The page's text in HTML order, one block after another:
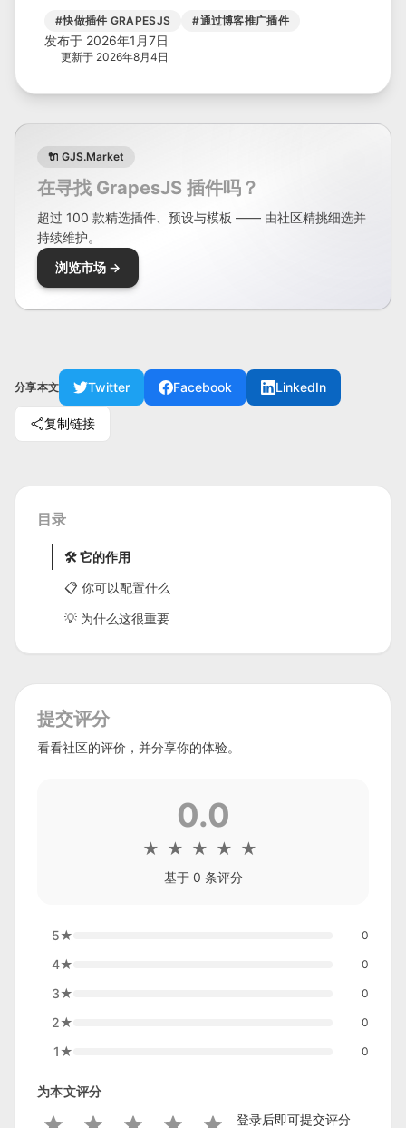
#快做插件 GRAPESJS #通过博客推广插件
发布于 2026年1月7日
更新于 2026年8月4日
🔌 GJS.Market
在寻找 GrapesJS 插件吗？
超过 100 款精选插件、预设与模板 —— 由社区精挑细选并
持续维护。
浏览市场 →
分享本文 Twitter Facebook LinkedIn
复制链接
目录
🛠 它的作用
📋 你可以配置什么
💡 为什么这很重要
提交评分
看看社区的评价，并分享你的体验。
0.0
★ ★ ★ ★ ★
基于 0 条评分
5★ 0
4★ 0
3★ 0
2★ 0
1★ 0
为本文评分
登录后即可提交评分